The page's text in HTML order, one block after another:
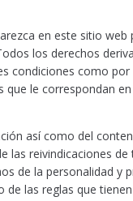
en este sitio
los derechos
condiciones como
le correspondan
así como del
reivindicaciones
de la personalidad y
las reglas que